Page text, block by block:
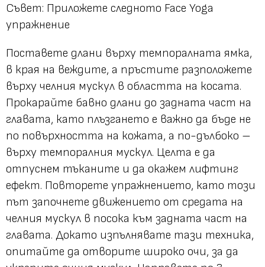
Съвет: Приложете следното Face Yoga
упражнение
Поставете длани върху темпоралната ямка,
в края на веждите, а пръстите разположете
върху челния мускул в областта на косата.
Прокарайте бавно длани до задната част на
главата, като плъзгането е важно да бъде не
по повърхността на кожата, а по-дълбоко –
върху темпоралния мускул. Целта е да
отпуснем тъканите и да окажем лифтинг
ефект. Повторете упражнението, като този
път започнете движението от средата на
челния мускул в посока към задната част на
главата. Докато изпълнявате тази техника,
опитайте да отворите широко очи, за да